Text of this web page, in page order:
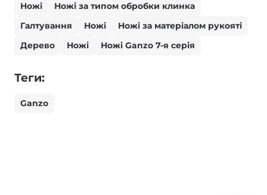
Ножі
Ножі за типом обробки клинка
Галтування
Ножі
Ножі за матеріалом рукояті
Дерево
Ножі Ножі Ganzo 7-я серія
Теги:
Ganzo